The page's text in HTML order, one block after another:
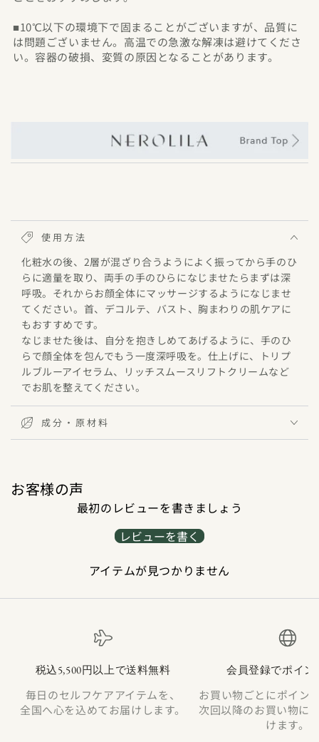
■10℃以下の環境下で固まることがございますが、品質に
は問題ございません。高温での急激な解凍は避けてくださ
い。容器の破損、変質の原因となることがあります。
使用方法
化粧水の後、2層が混ざり合うようによく振ってから手のひ
らに適量を取り、両手の手のひらになじませたらまずは深
呼吸。それからお顔全体にマッサージするようになじませ
てください。首、デコルテ、バスト、胸まわりの肌ケアに
もおすすめです。
なじませた後は、自分を抱きしめてあげるように、手のひ
らで顔全体を包んでもう一度深呼吸を。仕上げに、トリプ
ルブルーアイセラム、リッチスムースリフトクリームなど
でお肌を整えてください。
成分・原材料
お客様の声
最初のレビューを書きましょう
レビューを書く
アイテムが見つかりません
税込5,500円以上で送料無料
毎日のセルフケアアイテムを、
全国へ心を込めてお届けします。
会員登録でポイン
お買い物ごとにポイン
次回以降のお買い物に
けます。